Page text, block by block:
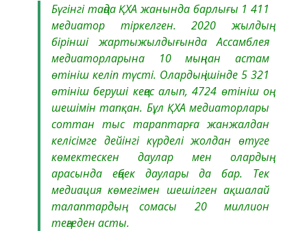
Бүгінгі таңда ҚХА жанында барлығы 1 411
медиатор тіркелген. 2020 жылдың
бірінші жартыжылдығында Ассамблея
медиаторларына 10 мыңнан астам
өтініш келіп түсті. Олардың ішінде 5 321
өтініш беруші кеңес алып, 4724 өтініш оң
шешімін тапқан. Бұл ҚХА медиаторлары
соттан тыс тараптарға жанжалдан
келісімге дейінгі күрделі жолдан өтуге
көмектескен даулар мен олардың
арасында еңбек даулары да бар. Тек
медиация көмегімен шешілген ақшалай
талаптардың сомасы 20 миллион
теңгеден асты.